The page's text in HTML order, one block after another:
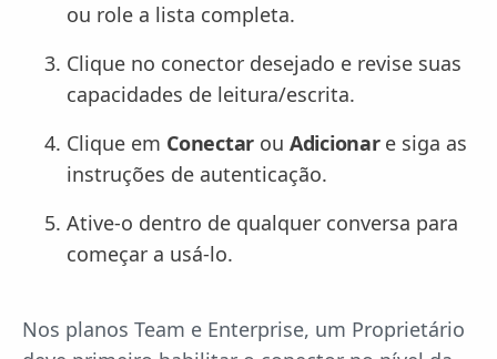
ou role a lista completa.
Clique no conector desejado e revise suas
capacidades de leitura/escrita.
Clique em Conectar ou Adicionar e siga as
instruções de autenticação.
Ative-o dentro de qualquer conversa para
começar a usá-lo.
Nos planos Team e Enterprise, um Proprietário